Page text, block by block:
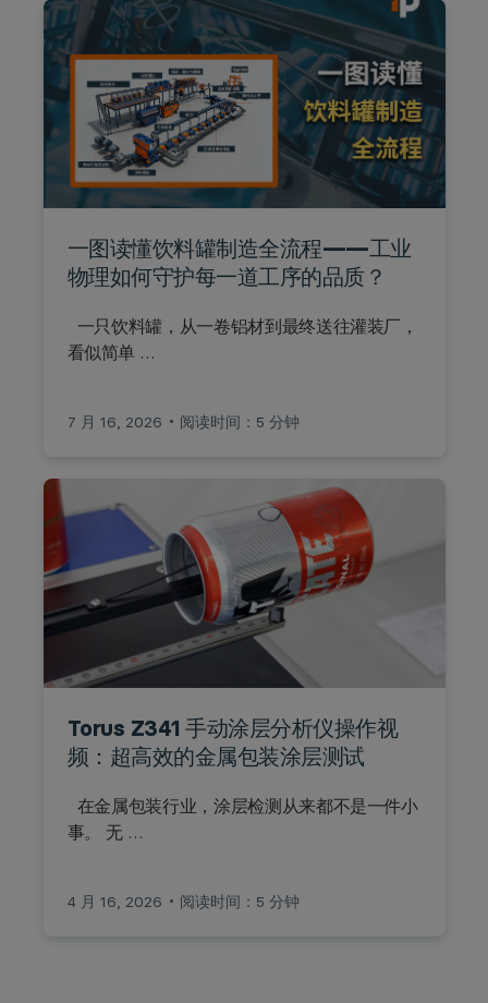
一图读懂饮料罐制造全流程——工业
物理如何守护每一道工序的品质？
一只饮料罐，从一卷铝材到最终送往灌装厂，
看似简单 …
7 月 16, 2026 阅读时间：5 分钟
Torus Z341 手动涂层分析仪操作视
频：超高效的金属包装涂层测试
在金属包装行业，涂层检测从来都不是一件小
事。 无 …
4 月 16, 2026 阅读时间：5 分钟